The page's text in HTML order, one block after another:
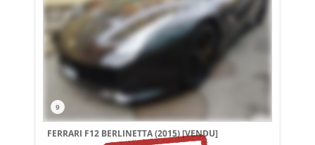
9
FERRARI F12 BERLINETTA (2015)[VENDU]